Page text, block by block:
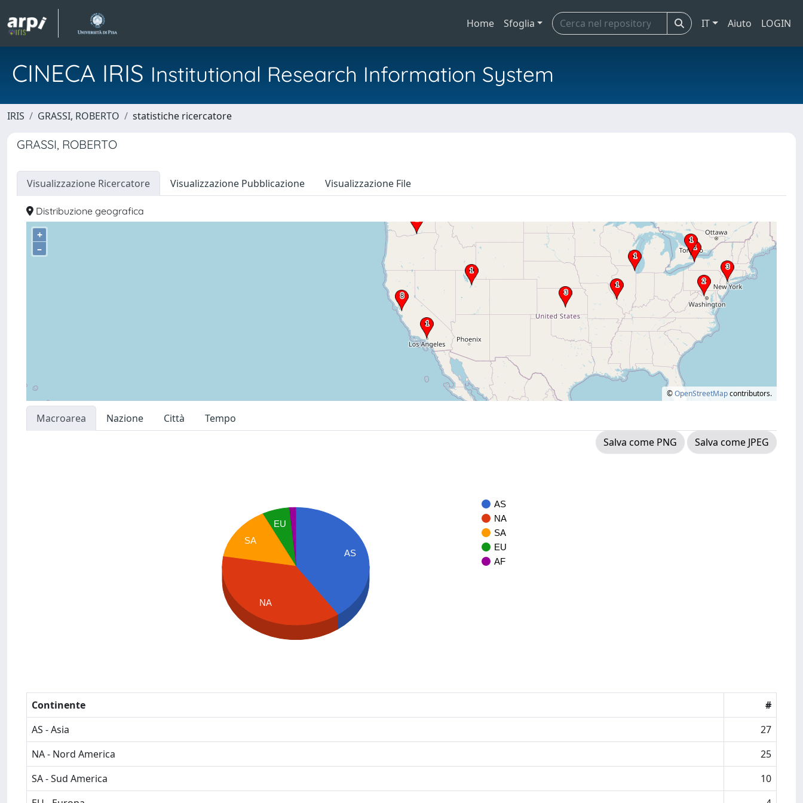
Home Sfoglia IT Aiuto LOGIN
CINECA IRIS Institutional Research Information System
IRIS GRASSI, ROBERTO statistiche ricercatore
GRASSI, ROBERTO
Visualizzazione Ricercatore Visualizzazione Pubblicazione Visualizzazione File
Distribuzione geografica
+
–
©OpenStreetMapcontributors.
Macroarea Nazione Città
Tempo
Salva come PNG
Salva come JPEG
AS
NA
SA
EU
AF
AS
EU
SA
NA
Continente
#
AS - Asia
27
NA - Nord America
25
SA - Sud America
10